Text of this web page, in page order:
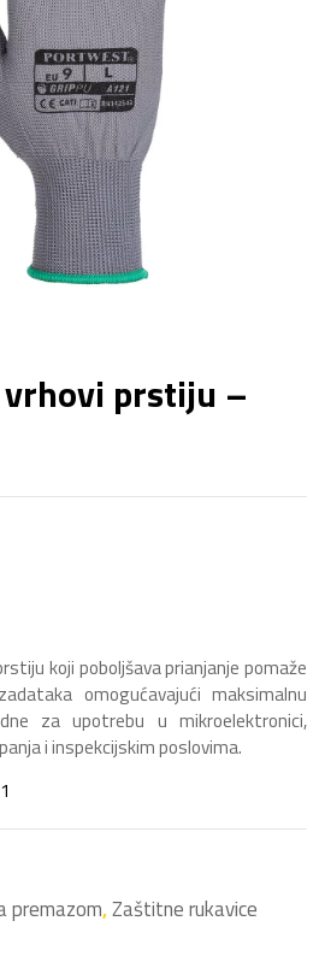
vrhovi prstiju –
koji poboljšava prianjanje pomaže
omogućavajući maksimalnu
za upotrebu u mikroelektronici,
i inspekcijskim poslovima.
premazom,Zaštitne rukavice